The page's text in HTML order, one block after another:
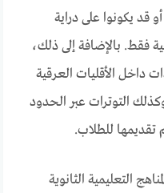
قد يكونوا على دراية
فقط. بالإضافة إلى ذلك،
داخل الأقليات العرقية
التوترات عبر الحدود
تقديمها للطلاب.
التعليمية الثانوية